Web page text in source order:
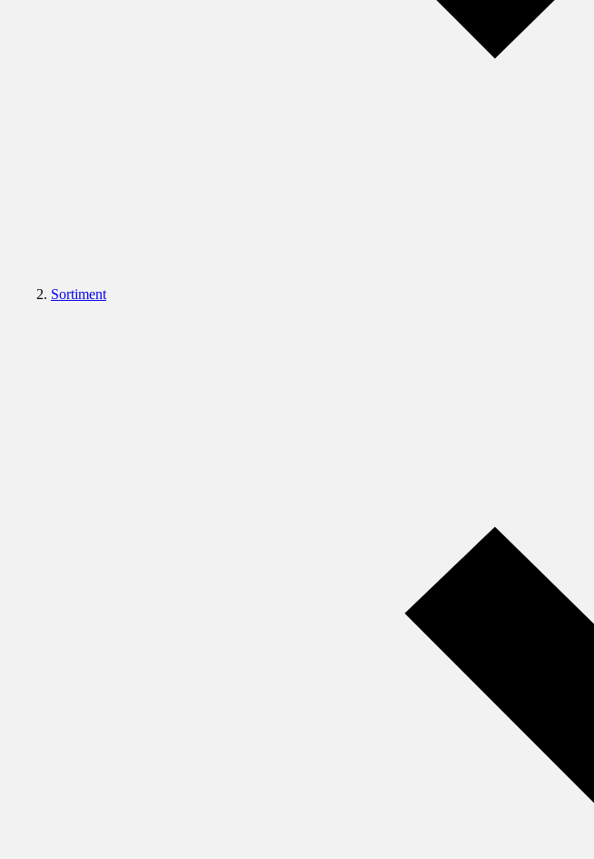
Sortiment